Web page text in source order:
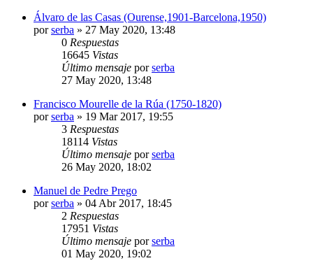
Álvaro de las Casas (Ourense,1901-Barcelona,1950)
porserba » 27 May 2020, 13:48
0 Respuestas
16645 Vistas
Último mensaje porserba
27 May 2020, 13:48
Francisco Mourelle de la Rúa (1750-1820)
porserba » 19 Mar 2017, 19:55
3 Respuestas
18114 Vistas
Último mensaje porserba
26 May 2020, 18:02
Manuel de Pedre Prego
porserba » 04 Abr 2017, 18:45
2 Respuestas
17951 Vistas
Último mensaje porserba
01 May 2020, 19:02